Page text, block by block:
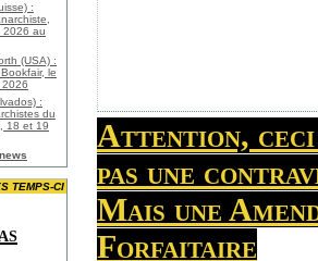
:
2026 au
(USA) :
le
2026
:
du
18 et 19
TEMPS-CI
Attention, ceci
pas une
Mais une
Forfaitaire